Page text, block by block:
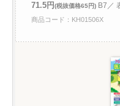
71.5円(税抜価格65円) B7／
商品コード：KH01506X